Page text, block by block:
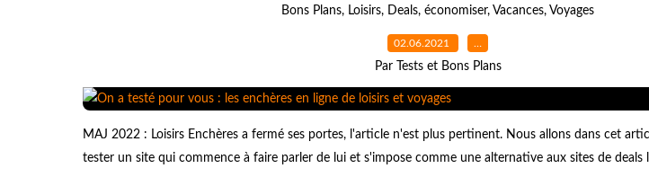
Bons Plans, Loisirs, Deals, économiser, Vacances, Voyages
02.06.2021 …
Par Tests et Bons Plans
MAJ 2022 : Loisirs Enchères a fermé ses portes, l'article n'est plus pertinent. Nous allons dans cet
tester un site qui commence à faire parler de lui et s'impose comme une alternative aux sites de deals